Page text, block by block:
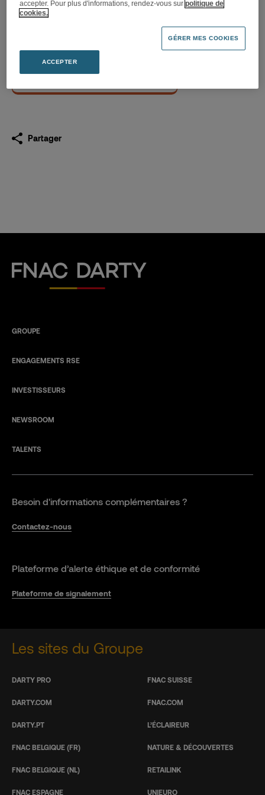
Sélection des événements
Partager
Fnac Darty
GROUPE
ENGAGEMENTS RSE
INVESTISSEURS
NEWSROOM
TALENTS
Besoin d'informations complémentaires ?
Contactez-nous
Plateforme d’alerte éthique et de conformité
Plateforme de signalement
Les sites du Groupe
DARTY PRO
DARTY.COM
DARTY.PT
FNAC BELGIQUE (FR)
FNAC BELGIQUE (NL)
FNAC ESPAGNE
FNAC SUISSE
FNAC.COM
L’ÉCLAIREUR
NATURE & DÉCOUVERTES
RETAILINK
UNIEURO
accepter. Pour plus d'informations, rendez-vous surpolitique de
cookies.
GÉRER MES COOKIES
ACCEPTER